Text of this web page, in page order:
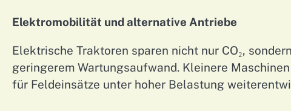
Elektromobilität und alternative Antriebe
Elektrische Traktoren sparen nicht nur CO₂,
geringerem Wartungsaufwand. Kleinere
für Feldeinsätze unter hoher Belastung